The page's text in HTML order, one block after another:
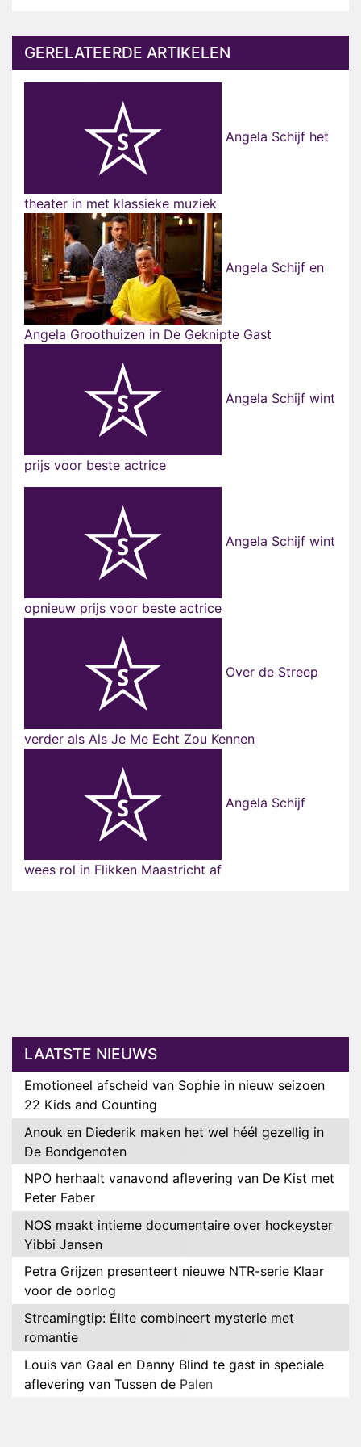
GERELATEERDE ARTIKELEN
Angela Schijf het
theater in met klassieke muziek
Angela Schijf en
Angela Groothuizen in De Geknipte Gast
Angela Schijf wint
prijs voor beste actrice
Angela Schijf wint
opnieuw prijs voor beste actrice
Over de Streep
verder als Als Je Me Echt Zou Kennen
Angela Schijf
wees rol in Flikken Maastricht af
LAATSTE NIEUWS
Emotioneel afscheid van Sophie in nieuw seizoen
22 Kids and Counting
Anouk en Diederik maken het wel héél gezellig in
De Bondgenoten
NPO herhaalt vanavond aflevering van De Kist met
Peter Faber
NOS maakt intieme documentaire over hockeyster
Yibbi Jansen
Petra Grijzen presenteert nieuwe NTR-serie Klaar
voor de oorlog
Streamingtip: Élite combineert mysterie met
romantie
Louis van Gaal en Danny Blind te gast in speciale
aflevering van Tussen de Palen